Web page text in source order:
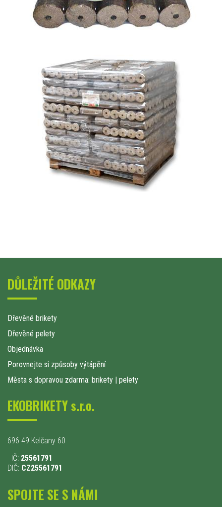
DŮLEŽITÉ ODKAZY
Dřevěné brikety
Dřevěné pelety
Objednávka
Porovnejte si způsoby výtápění
Města s dopravou zdarma: brikety | pelety
EKOBRIKETY s.r.o.
696 49 Kelčany 60
IČ: 25561791
DIČ: CZ25561791
SPOJTE SE S NÁMI